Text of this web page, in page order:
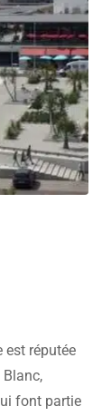
est réputée
font partie